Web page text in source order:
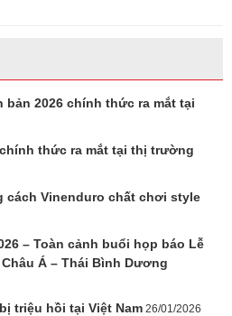
bản 2026 chính thức ra mắt tại
chính thức ra mắt tại thị trường
cách Vinenduro chất chơi style
– Toàn cảnh buổi họp báo Lễ
Á – Thái Bình Dương
triệu hồi tại Việt Nam 26/01/2026